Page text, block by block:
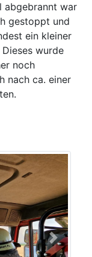
abgebrannt war
gestoppt und
ein kleiner
wurde
noch
nach ca. einer
Next